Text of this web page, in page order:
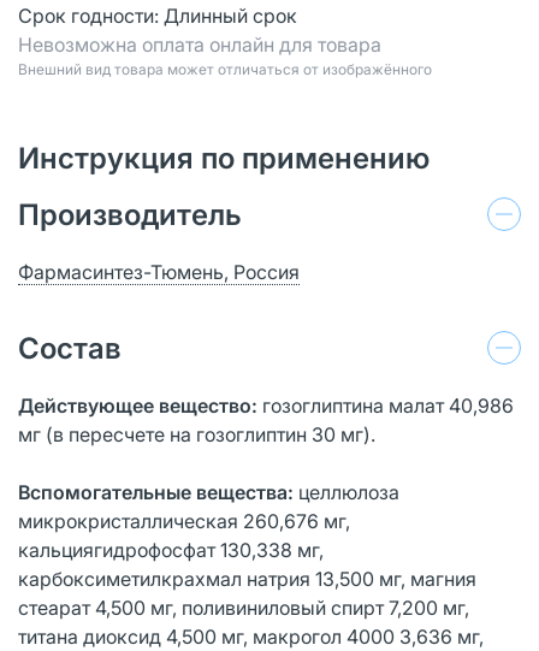
Срок годности: Длинный срок
Невозможна оплата онлайн для товара
Bнешний вид товара может отличаться от изображённого
Инструкция по применению
Производитель
Фармасинтез-Тюмень, Россия
Состав
Действующее вещество: гозоглиптина малат 40,986
мг (в пересчете на гозоглиптин 30 мг).
Вспомогательные вещества: целлюлоза
микрокристаллическая 260,676 мг,
кальциягидрофосфат 130,338 мг,
карбоксиметилкрахмал натрия 13,500 мг, магния
стеарат 4,500 мг, поливиниловый спирт 7,200 мг,
титана диоксид 4,500 мг, макрогол 4000 3,636 мг,